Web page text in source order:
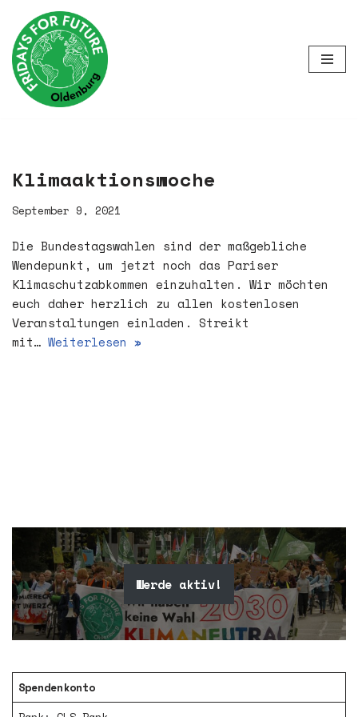
Zum
Inhalt
springen
Klimaaktionswoche
September 9, 2021
Die Bundestagswahlen sind der maßgebliche
Wendepunkt, um jetzt noch das Pariser
Klimaschutzabkommen einzuhalten. Wir möchten
euch daher herzlich zu allen kostenlosen
Veranstaltungen einladen. Streikt
mit… Weiterlesen »
Werde aktiv!
Spendenkonto